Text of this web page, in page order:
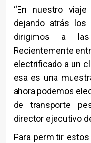
“En nuestro
dejando atrás
dirigimos a las
Recientemente
electrificado a un
esa es una
ahora podemos
de transporte
director ejecutivo
Para permitir